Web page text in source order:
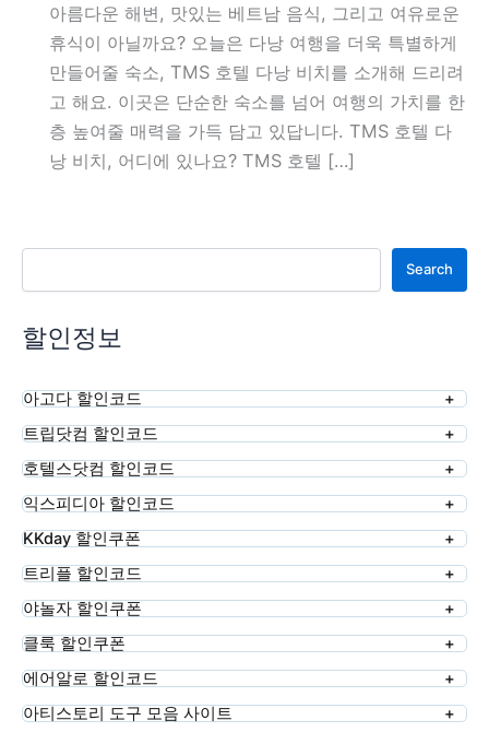
아름다운 해변, 맛있는 베트남 음식, 그리고 여유로운
휴식이 아닐까요? 오늘은 다낭 여행을 더욱 특별하게
만들어줄 숙소, TMS 호텔 다낭 비치를 소개해 드리려
고 해요. 이곳은 단순한 숙소를 넘어 여행의 가치를 한
층 높여줄 매력을 가득 담고 있답니다. TMS 호텔 다
낭 비치, 어디에 있나요? TMS 호텔 […]
검색
Search
할인정보
아고다 할인코드
트립닷컴 할인코드
호텔스닷컴 할인코드
익스피디아 할인코드
KKday 할인쿠폰
트리플 할인코드
야놀자 할인쿠폰
클룩 할인쿠폰
에어알로 할인코드
아티스토리 도구 모음 사이트